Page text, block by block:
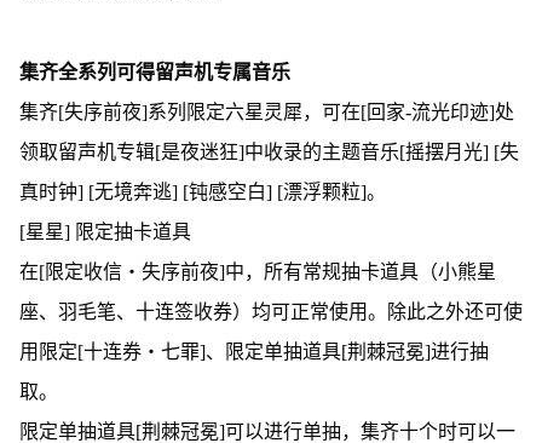
集齐全系列可得留声机专属音乐
集齐[失序前夜]系列限定六星灵犀，可在[回家-流光印迹]处
领取留声机专辑[是夜迷狂]中收录的主题音乐[摇摆月光] [失
真时钟] [无境奔逃] [钝感空白] [漂浮颗粒]。
[星星] 限定抽卡道具
在[限定收信・失序前夜]中，所有常规抽卡道具（小熊星
座、羽毛笔、十连签收券）均可正常使用。除此之外还可使
用限定[十连券・七罪]、限定单抽道具[荆棘冠冕]进行抽
取。
限定单抽道具[荆棘冠冕]可以进行单抽，集齐十个时可以一